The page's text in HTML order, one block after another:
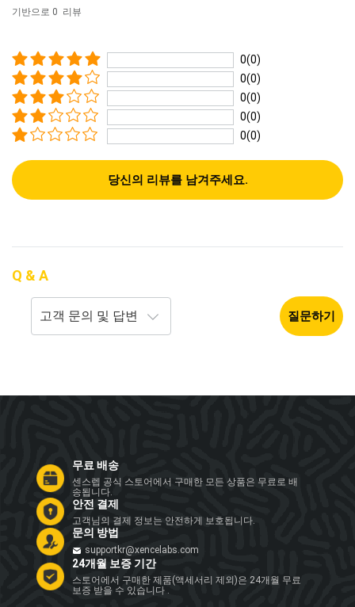
기반으로 0 리뷰
0(0)
0(0)
0(0)
0(0)
0(0)
당신의 리뷰를 남겨주세요.
Q & A
질문하기
무료 배송
센스렙 공식 스토어에서 구매한 모든 상품은 무료로 배
송됩니다.
안전 결제
고객님의 결제 정보는 안전하게 보호됩니다.
문의 방법
supportkr@xencelabs.com
24개월 보증 기간
스토어에서 구매한 제품(액세서리 제외)은 24개월 무료
보증 받을 수 있습니다 .